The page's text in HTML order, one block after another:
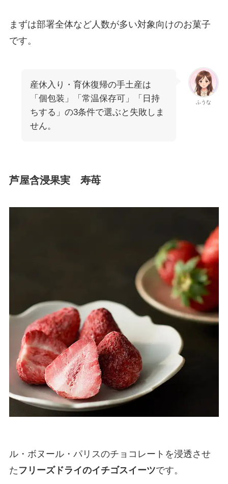
まずは部署全体など人数が多い対象向けのお菓子
です。
ふうな
産休入り・育休復帰の手土産は
「個包装」「常温保存可」「日持
ちする」の3条件で選ぶと失敗しま
せん。
芦屋含浸果実 寿苺
ル・ボヌール・パリスのチョコレートを浸透させ
た フリーズドライのイチゴスイーツです。